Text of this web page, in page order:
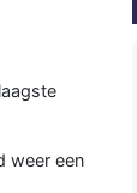
weer een